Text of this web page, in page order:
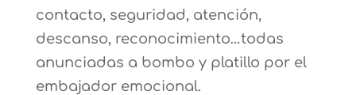
contacto, seguridad, atención,
descanso, reconocimiento…todas
anunciadas a bombo y platillo por el
embajador emocional.